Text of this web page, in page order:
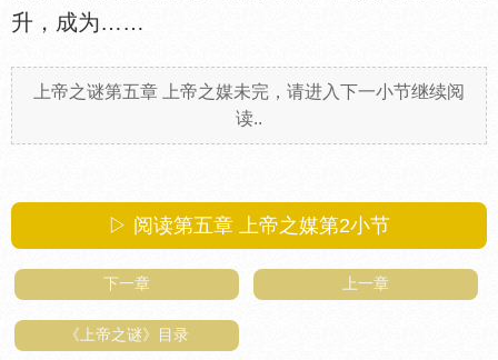
升，成为……
上帝之谜第五章 上帝之媒未完，请进入下一小节继续阅
读..
▷ 阅读第五章 上帝之媒第2小节
下一章 上一章
《上帝之谜》目录